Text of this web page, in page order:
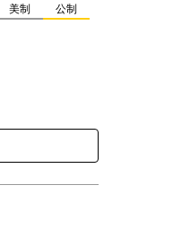
美制 公制